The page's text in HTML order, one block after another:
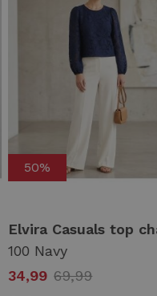
50%
100 Navy
34,99 69,99